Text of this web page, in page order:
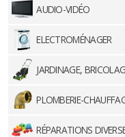
AUDIO-VIDÉO
ELECTROMÉNAGER
JARDINAGE,
PLOMBERIE-
RÉPARATIONS